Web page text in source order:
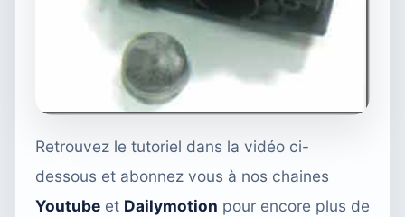
Retrouvez le tutoriel dans la vidéo ci-
dessous et abonnez vous à nos chaines
Youtube et Dailymotion pour encore plus de